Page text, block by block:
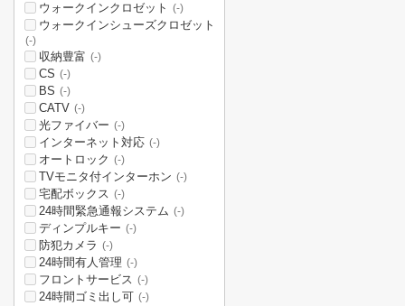
ウォークインクロゼット (-)
ウォークインシューズクロゼット
(-)
収納豊富 (-)
CS (-)
BS (-)
CATV (-)
光ファイバー (-)
インターネット対応 (-)
オートロック (-)
TVモニタ付インターホン (-)
宅配ボックス (-)
24時間緊急通報システム (-)
ディンプルキー (-)
防犯カメラ (-)
24時間有人管理 (-)
フロントサービス (-)
24時間ゴミ出し可 (-)